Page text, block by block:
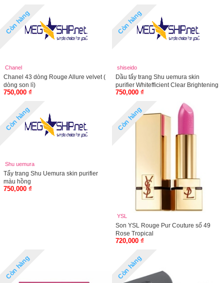
Còn hàng
Chanel
Chanel 43 dòng Rouge Allure velvet (
dòng son lì)
750,000 ₫
Còn hàng
shiseido
Dầu tẩy trang Shu uemura skin
purifier Whitefficient Clear Brightening
Gentle Cleansing Oil
750,000 ₫
Còn hàng
Shu uemura
Tẩy trang Shu Uemura skin purifier
màu hồng
750,000 ₫
Còn hàng
YSL
Son YSL Rouge Pur Couture số 49
Rose Tropical
720,000 ₫
Còn hàng Còn hàng